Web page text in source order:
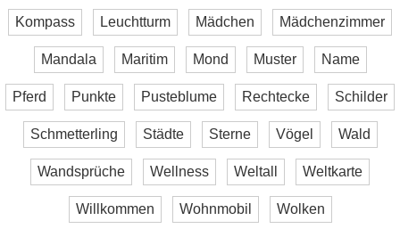
Kompass Leuchtturm Mädchen Mädchenzimmer
Mandala Maritim Mond Muster Name
Pferd Punkte Pusteblume Rechtecke Schilder
Schmetterling Städte Sterne Vögel Wald
Wandsprüche Wellness Weltall Weltkarte
Willkommen Wohnmobil Wolken